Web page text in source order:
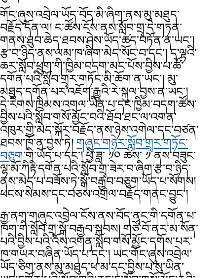
གོང་ཞུས་འབྲེལ་ཡོད་བོད་མི་ཞིག་ནས་མུ་མཐུད་
བརྗོད་དོན་ལ། ང་ཚོས་ངོས་ནས་སློབ་གྲྭ་དེ་གཏན་
གནས་ཐུབ་ཆེད་ཐབས་ཤེས་ཡོད་ཚད་བཏོན་ན་ཡང་།
རྩ་བ་ཉིད་ནས་ལམ་ཁ་ཞིག་མེད་སོང་བ་དང་། ད་ལྟའི་
ཆར་སློབ་ཕྲུག་གི་ཁྱིམ་བདག་མང་པོས་བྱིས་པ་ཚོ་
དགོན་པའི་སློབ་གྲྭར་གཏོང་མི་ཆོག་ན་ཡང་། མུ་
མཐུད་དགོན་པར་འཇོག་རྒྱུའི་རེ་སྐུལ་བྱས་ན་ཡང་།
དེ་རིགས་ཁྲིམས་འགལ་ཡིན་པ་དང་ཁྱིམ་བདག་ཚོས་
བྱིས་པའི་སློབ་གསོ་མྱོང་བའི་ཐོབ་ཐང་ལ་འགན་
འཁུར་གྱི་མེད་སྐོར་བརྗོད་ནས་ཉེས་འགེལ་དང་བཙན་
ཐབས་ཁོ་ན་བྱས་ཏེ། གཞུང་གཉེར་སློབ་གྲྭར་གཏོང་
བཅུག་གི་ཡོད་པ་དང་། ཕྱི་ཟླ་ ༡༠ ཚེས་ ༡ ནས་བཟུང་
ལྷ་མོ་ཀིརྟི་དགོན་པའི་སློབ་གྲྭ་ཟེར་བ་ཞིག་རྩ་བ་ཉིད་
ནས་མེད་པ་བཟོས་ཏེ་སྒོ་བརྒྱབ་བཅུག་ཡོད་པ་སོགས།
ཕངས་སེམས་དང་བཅས་འགྲེལ་བརྗོད་གནང་བྱུང་།
རྒྱ་ནག་གཞུང་འབྲེལ་ངོས་ནས་བོད་ནང་གི་དགོན་པ་
ཁག་གི་སློབ་གྲྭ་སྒོ་བརྒྱབ་སྐབས། གཙོ་བོ་ནར་མ་སོན་
པའི་བྱིས་པའི་འོས་འགན་སློབ་གསོ་མྱོང་དགོས་པར་
ཁ་གཡར་བཞིན་ཡོད་པ་དང་། ཡང་གོང་ཞུས་འབྲེལ་
ཡོད་ཅིག་ནས་མུ་མཐུད་ཕ་མ་དང་བྱིས་པ་སུ་ཡིན་